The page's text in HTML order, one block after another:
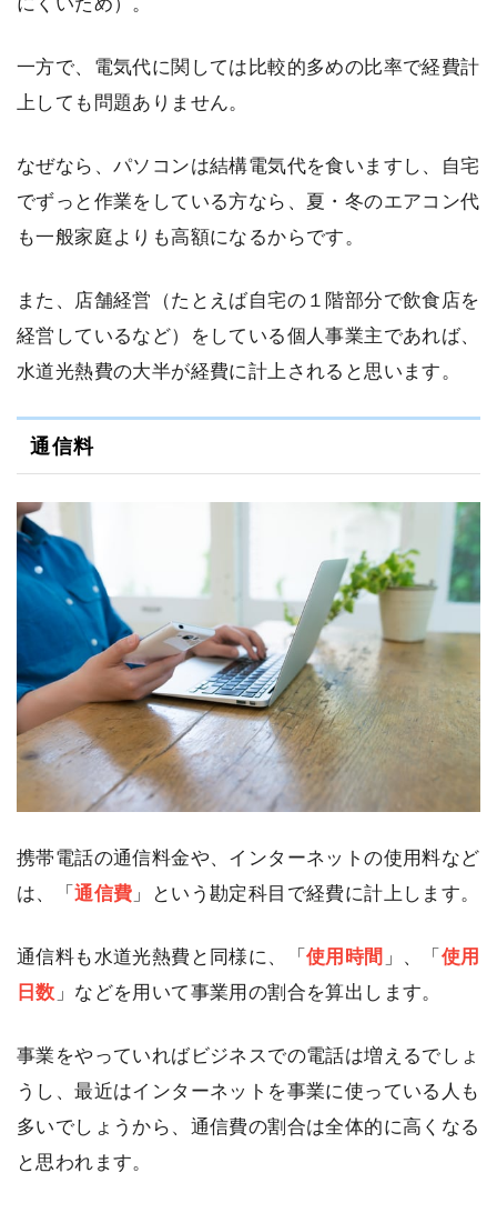
一方で、電気代に関しては比較的多めの比率で経費計
上しても問題ありません。
なぜなら、パソコンは結構電気代を食いますし、自宅
でずっと作業をしている方なら、夏・冬のエアコン代
も一般家庭よりも高額になるからです。
また、店舗経営（たとえば自宅の１階部分で飲食店を
経営しているなど）をしている個人事業主であれば、
水道光熱費の大半が経費に計上されると思います。
通信料
携帯電話の通信料金や、インターネットの使用料など
は、「通信費 」という勘定科目で経費に計上します。
通信料も水道光熱費と同様に、「 使用時間 」、「 使用
日数 」などを用いて事業用の割合を算出します。
事業をやっていればビジネスでの電話は増えるでしょ
うし、最近はインターネットを事業に使っている人も
多いでしょうから、通信費の割合は全体的に高くなる
と思われます。